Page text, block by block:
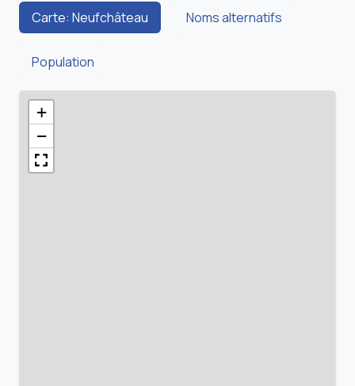
Carte: Neufchâteau Noms alternatifs
Population
+
−